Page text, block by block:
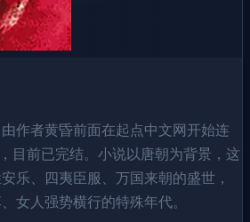
作者黄昏前面在起点中文网开始连
目前已完结。小说以唐朝为背景，这
乐、四夷臣服、万国来朝的盛世，
女人强势横行的特殊年代。